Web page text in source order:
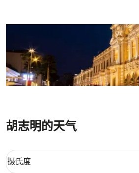
胡志明的天气
Weather unit option 摄氏度 Selected
摄氏度
keyboard_arrow_down